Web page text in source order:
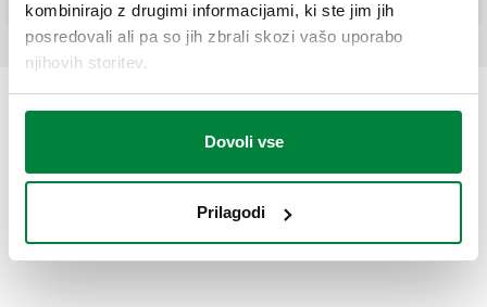
kombinirajo z drugimi informacijami, ki ste jim jih
posredovali ali pa so jih zbrali skozi vašo uporabo
njihovih storitev.
Dovoli vse
Prilagodi